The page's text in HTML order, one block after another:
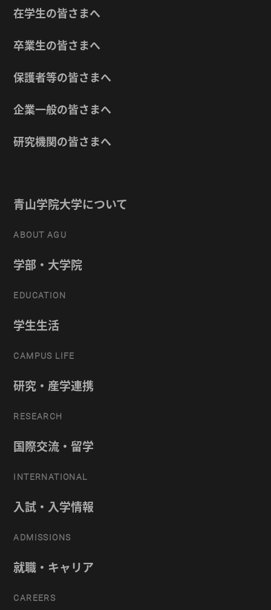
在学生の皆さまへ
卒業生の皆さまへ
保護者等の皆さまへ
企業一般の皆さまへ
研究機関の皆さまへ
青山学院大学について
ABOUT AGU
学部・大学院
EDUCATION
学生生活
CAMPUS LIFE
研究・産学連携
RESEARCH
国際交流・留学
INTERNATIONAL
入試・入学情報
ADMISSIONS
就職・キャリア
CAREERS